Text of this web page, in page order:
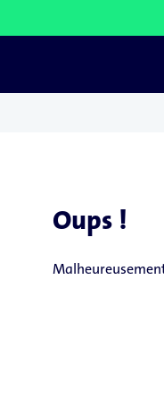
Oups !